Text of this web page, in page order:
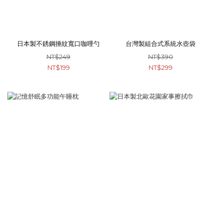
日本製不銹鋼捶紋寬口咖哩勺
NT$249
NT$199
台灣製組合式系統水壺袋
NT$390
NT$299